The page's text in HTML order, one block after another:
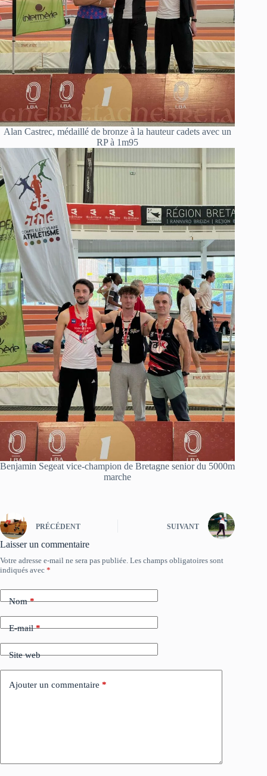
Alan Castrec, médaillé de bronze à la hauteur cadets avec un
RP à 1m95
Benjamin Segeat vice-champion de Bretagne senior du 5000m
marche
PRÉCÉDENT SUIVANT
Laisser un commentaire
Votre adresse e-mail ne sera pas publiée. Les champs obligatoires sont
indiqués avec *
Nom*
E-mail*
Site web
Ajouter un commentaire *